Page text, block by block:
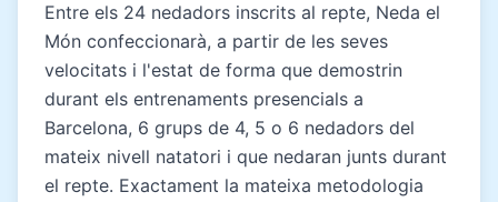
Entre els 24 nedadors inscrits al repte, Neda el
Món confeccionarà, a partir de les seves
velocitats i l'estat de forma que demostrin
durant els entrenaments presencials a
Barcelona, 6 grups de 4, 5 o 6 nedadors del
mateix nivell natatori i que nedaran junts durant
el repte. Exactament la mateixa metodologia